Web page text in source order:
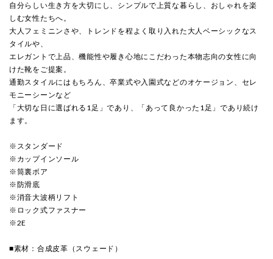
自分らしい生き方を大切にし、シンプルで上質な暮らし、おしゃれを楽
しむ女性たちへ。
大人フェミニンさや、トレンドを程よく取り入れた大人ベーシックなス
タイルや、
エレガントで上品、機能性や履き心地にこだわった本物志向の女性に向
けた靴をご提案。
通勤スタイルにはもちろん、卒業式や入園式などのオケージョン、セレ
モニーシーンなど
「大切な日に選ばれる1足」であり、「あって良かった1足」であり続け
ます。
※スタンダード
※カップインソール
※筒裏ボア
※防滑底
※消音大波柄リフト
※ロック式ファスナー
※2E
■素材：合成皮革（スウェード）